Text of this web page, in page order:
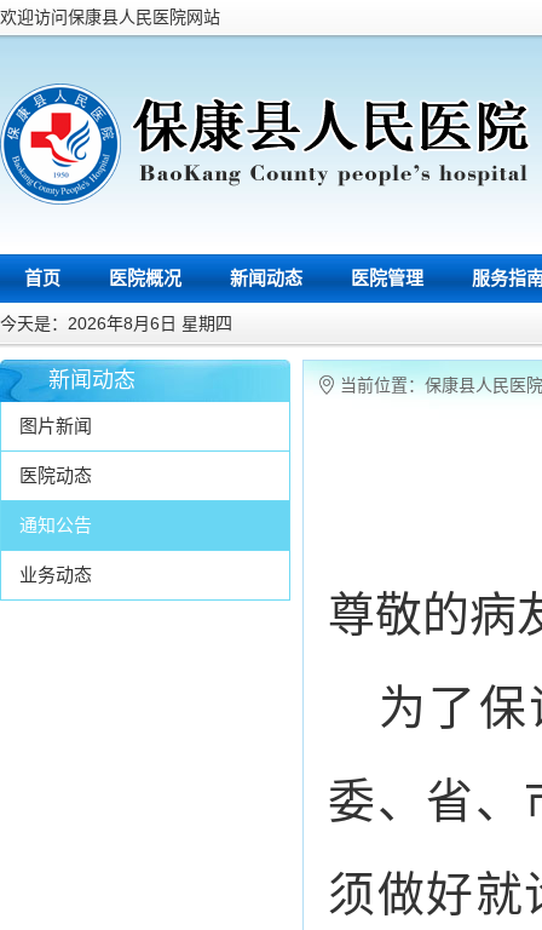
欢迎访问保康县人民医院网站
首页 医院概况 新闻动态 医院管理 服务指
今天是：2026年8月6日 星期四
新闻动态
图片新闻
医院动态
通知公告
业务动态
当前位置：保康县人民医院
尊敬的病
为了
委、省、
须做好就